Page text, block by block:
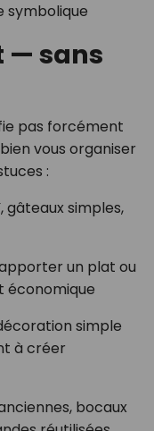
symbolique
— sans
pas forcément
vous organiser
:
gâteaux simples,
un plat ou
économique
simple
à créer
bocaux